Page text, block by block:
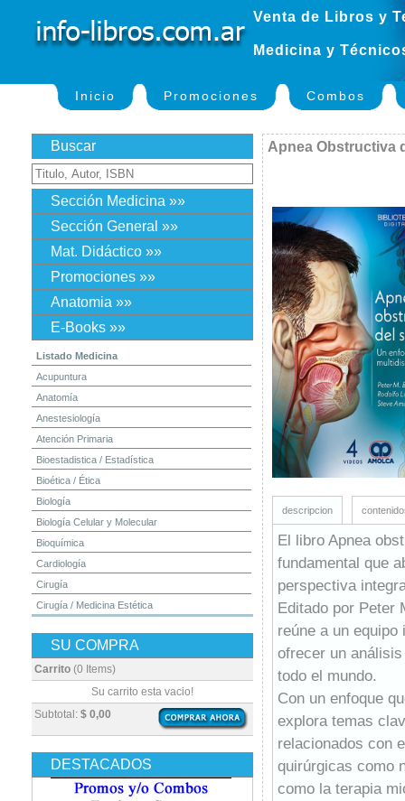
Venta de Libros y
Medicina y
Inicio Promociones Combos
Buscar
Sección Medicina »»
Sección General »»
Mat. Didáctico »»
Promociones »»
Anatomia »»
E-Books »»
Listado Medicina
Acupuntura
Anatomía
Anestesiología
Atención Primaria
Bioestadistica / Estadística
Bioética / Ética
Biología
Biología Celular y Molecular
Bioquímica
Cardiología
Cirugía
Cirugía / Medicina Estética
Dermatología
Diagnóstico por Imagen / Radiología
Embriología
Enfermería
Epidemiología
Farmacia / Farmacología
SU COMPRA
Carrito (0 Items)
Subtotal: $ 0,00
Su carrito esta vacio!
DESTACADOS
Apnea Obstructiva
descripcion
El libro Apnea
fundamental que
perspectiva
Editado por Peter
reúne a un
ofrecer un
todo el mundo.
Con un enfoque
explora temas
relacionados con
quirúrgicas como
como la terapia